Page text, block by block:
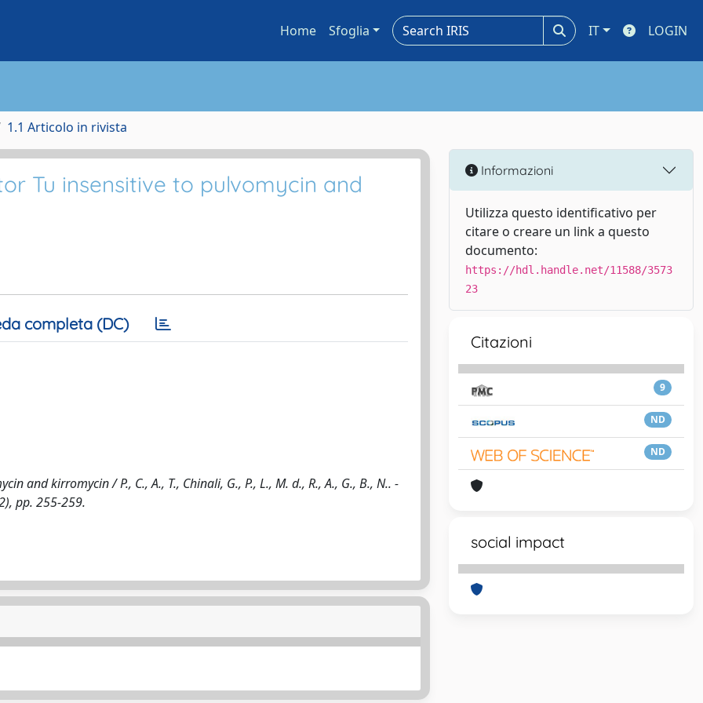
Home Sfoglia IT LOGIN
1.1 Articolo in rivista
Tu insensitive to pulvomycin and
completa (DC)
and kirromycin / P., C., A., T., Chinali, G., P., L., M. d., R., A., G., B., N.. -
pp. 255-259.
Informazioni
Utilizza questo identificativo per
citare o creare un link a questo
documento:
https://hdl.handle.net/11588/3573
23
Citazioni
9
ND
ND
social impact